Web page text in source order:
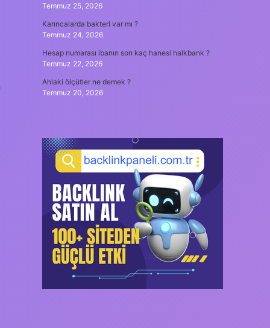
Temmuz 25, 2026
Karıncalarda bakteri var mı ?
Temmuz 24, 2026
Hesap numarası ibanın son kaç hanesi halkbank ?
Temmuz 22, 2026
Ahlaki ölçütler ne demek ?
Temmuz 20, 2026